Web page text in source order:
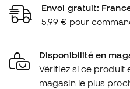
Envoi gratuit:
5,99 € pour
Disponibilité en
Vérifiez si ce produit
magasin le plus